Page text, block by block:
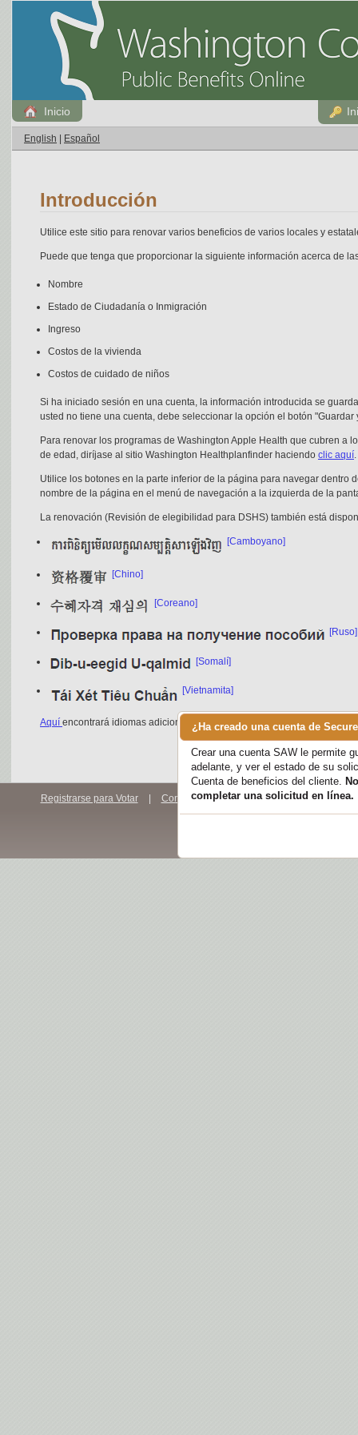
Inicio
English Español
Introducción
Utilice este sitio para renovar varios beneficios de varios locales y
Puede que tenga que proporcionar la siguiente información acerca de
Nombre
Estado de Ciudadanía o Inmigración
Ingreso
Costos de la vivienda
Costos de cuidado de niños
Si ha iniciado sesión en una cuenta, la información introducida se
usted no tiene una cuenta, debe seleccionar la opción el botón
Para renovar los programas de Washington Apple Health que cubren a
de edad, diríjase al sitio Washington Healthplanfinder haciendo clic aquí.
Utilice los botones en la parte inferior de la página para navegar
nombre de la página en el menú de navegación a la izquierda de la
La renovación (Revisión de elegibilidad para DSHS) también está
[Camboyano]
[Chino]
[Coreano]
[Ruso]
[Somalí]
[Vietnamita]
Aquí encontrará idiomas adicionales.
Registrarse para Votar Contáctenos |
Reportar Fraudes de
Crear una cuenta SAW le permite
adelante, y ver el estado de su
Cuenta de beneficios del cliente.
completar una solicitud en línea.